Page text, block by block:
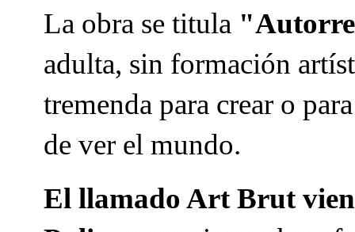
La obra se titula
adulta, sin formación
tremenda para crear o
de ver el mundo.
El llamado Art Brut